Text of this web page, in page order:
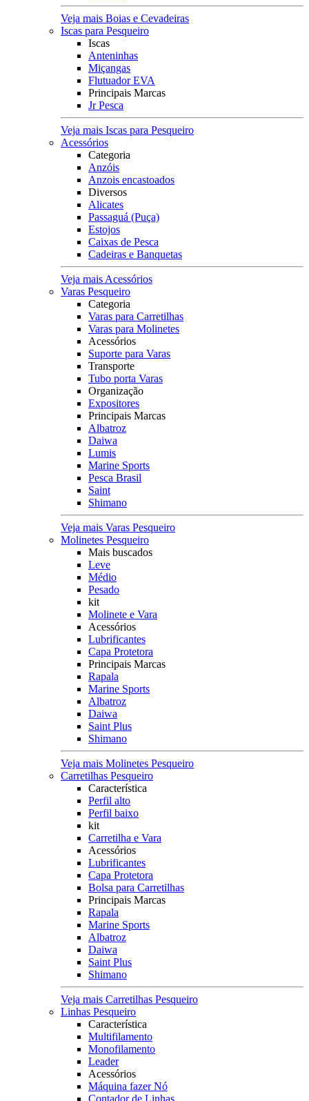
Veja mais Boias e Cevadeiras
Iscas para Pesqueiro
Iscas
Anteninhas
Miçangas
Flutuador EVA
Principais Marcas
Jr Pesca
Veja mais Iscas para Pesqueiro
Acessórios
Categoria
Anzóis
Anzois encastoados
Diversos
Alicates
Passaguá (Puça)
Estojos
Caixas de Pesca
Cadeiras e Banquetas
Veja mais Acessórios
Varas Pesqueiro
Categoria
Varas para Carretilhas
Varas para Molinetes
Acessórios
Suporte para Varas
Transporte
Tubo porta Varas
Organização
Expositores
Principais Marcas
Albatroz
Daiwa
Lumis
Marine Sports
Pesca Brasil
Saint
Shimano
Veja mais Varas Pesqueiro
Molinetes Pesqueiro
Mais buscados
Leve
Médio
Pesado
kit
Molinete e Vara
Acessórios
Lubrificantes
Capa Protetora
Principais Marcas
Rapala
Marine Sports
Albatroz
Daiwa
Saint Plus
Shimano
Veja mais Molinetes Pesqueiro
Carretilhas Pesqueiro
Característica
Perfil alto
Perfil baixo
kit
Carretilha e Vara
Acessórios
Lubrificantes
Capa Protetora
Bolsa para Carretilhas
Principais Marcas
Rapala
Marine Sports
Albatroz
Daiwa
Saint Plus
Shimano
Veja mais Carretilhas Pesqueiro
Linhas Pesqueiro
Característica
Multifilamento
Monofilamento
Leader
Acessórios
Máquina fazer Nó
Contador de Linhas